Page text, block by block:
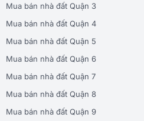
Mua bán nhà đất Quận 3
Mua bán nhà đất Quận 4
Mua bán nhà đất Quận 5
Mua bán nhà đất Quận 6
Mua bán nhà đất Quận 7
Mua bán nhà đất Quận 8
Mua bán nhà đất Quận 9